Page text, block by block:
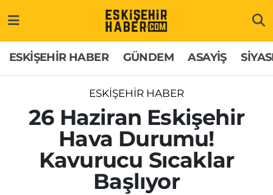
ESKİŞEHİR HABER GÜNDEM ASAYİŞ
ESKİŞEHİR HABER
26 Haziran Eskişehir
Hava Durumu!
Kavurucu Sıcaklar
Başlıyor
GÜNDEM
ASAYİŞ
SİYASET
EKONOMİ
Hakkımızda
İletişim
Künye
Odunpazarı Trafik Yoğunluk Haritası
Süper Lig Puan Durumu ve Fikstür
Tüm Manşetler
Son Dakika Haberleri